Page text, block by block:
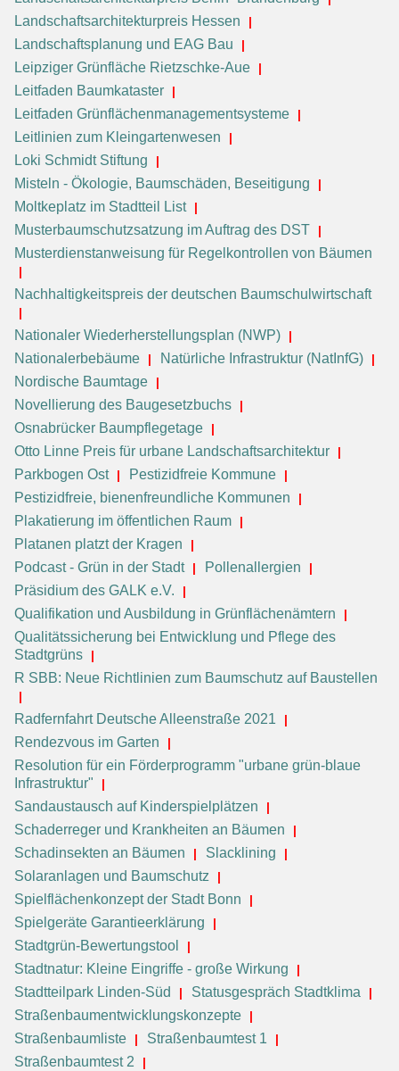
Landschaftsarchitekturpreis Hessen
Landschaftsplanung und EAG Bau
Leipziger Grünfläche Rietzschke-Aue
Leitfaden Baumkataster
Leitfaden Grünflächenmanagementsysteme
Leitlinien zum Kleingartenwesen
Loki Schmidt Stiftung
Misteln - Ökologie, Baumschäden, Beseitigung
Moltkeplatz im Stadtteil List
Musterbaumschutzsatzung im Auftrag des DST
Musterdienstanweisung für Regelkontrollen von Bäumen
Nachhaltigkeitspreis der deutschen Baumschulwirtschaft
Nationaler Wiederherstellungsplan (NWP)
Nationalerbebäume
Natürliche Infrastruktur (NatInfG)
Nordische Baumtage
Novellierung des Baugesetzbuchs
Osnabrücker Baumpflegetage
Otto Linne Preis für urbane Landschaftsarchitektur
Parkbogen Ost
Pestizidfreie Kommune
Pestizidfreie, bienenfreundliche Kommunen
Plakatierung im öffentlichen Raum
Platanen platzt der Kragen
Podcast - Grün in der Stadt
Pollenallergien
Präsidium des GALK e.V.
Qualifikation und Ausbildung in Grünflächenämtern
Qualitätssicherung bei Entwicklung und Pflege des
Stadtgrüns
R SBB: Neue Richtlinien zum Baumschutz auf Baustellen
Radfernfahrt Deutsche Alleenstraße 2021
Rendezvous im Garten
Resolution für ein Förderprogramm "urbane grün-blaue
Infrastruktur"
Sandaustausch auf Kinderspielplätzen
Schaderreger und Krankheiten an Bäumen
Schadinsekten an Bäumen
Slacklining
Solaranlagen und Baumschutz
Spielflächenkonzept der Stadt Bonn
Spielgeräte Garantieerklärung
Stadtgrün-Bewertungstool
Stadtnatur: Kleine Eingriffe - große Wirkung
Stadtteilpark Linden-Süd
Statusgespräch Stadtklima
Straßenbaumentwicklungskonzepte
Straßenbaumliste
Straßenbaumtest 1
Straßenbaumtest 2